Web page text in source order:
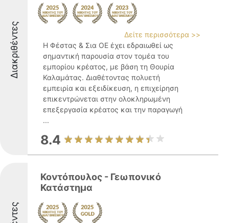
Διακριθέντες
Δείτε περισσότερα >>
Η Φέστας & Σια ΟΕ έχει εδραιωθεί ως
σημαντική παρουσία στον τομέα του
εμπορίου κρέατος, με βάση τη Θουρία
Καλαμάτας. Διαθέτοντας πολυετή
εμπειρία και εξειδίκευση, η επιχείρηση
επικεντρώνεται στην ολοκληρωμένη
επεξεργασία κρέατος και την παραγωγή
...
8.4
Κοντόπουλος - Γεωπονικό
Κατάστημα